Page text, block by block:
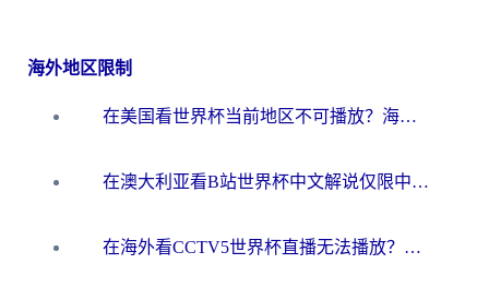
海外地区限制
在美国看世界杯当前地区不可播放？海外党体育观赛终极指南来了！
在澳大利亚看B站世界杯中文解说仅限中国大陆？这篇指南帮你打破限制看遍赛事
在海外看CCTV5世界杯直播无法播放？这篇指南让你和国内球迷同步呐喊